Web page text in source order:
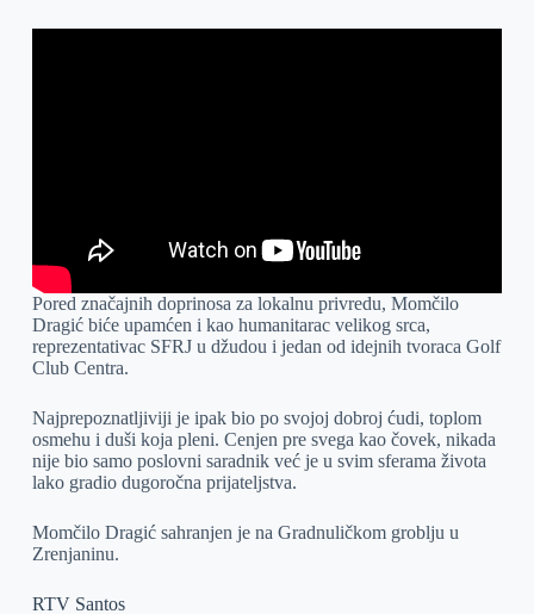
Pored značajnih doprinosa za lokalnu privredu, Momčilo
Dragić biće upamćen i kao humanitarac velikog srca,
reprezentativac SFRJ u džudou i jedan od idejnih tvoraca Golf
Club Centra.
Najprepoznatljiviji je ipak bio po svojoj dobroj ćudi, toplom
osmehu i duši koja pleni. Cenjen pre svega kao čovek, nikada
nije bio samo poslovni saradnik već je u svim sferama života
lako gradio dugoročna prijateljstva.
Momčilo Dragić sahranjen je na Gradnuličkom groblju u
Zrenjaninu.
RTV Santos